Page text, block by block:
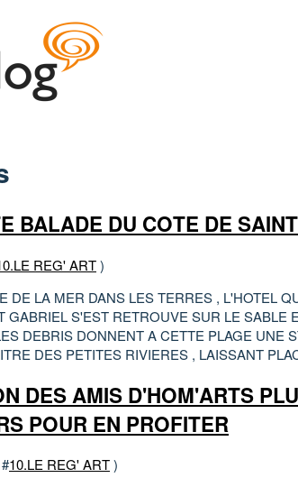
BALADE DU COTE DE
REG' ART)
DE LA MER DANS LES TERRES , L'HOTEL
GABRIEL S'EST RETROUVE SUR LE SABLE
DEBRIS DONNENT A CETTE PLAGE UNE
DES PETITES RIVIERES , LAISSANT
DES AMIS D'HOM'ARTS
POUR EN PROFITER
10.LE REG' ART)